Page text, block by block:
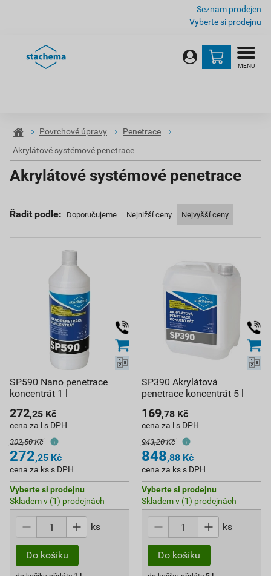
Seznam prodejen
Vyberte si prodejnu
MENU
Povrchové úpravy
Penetrace
Akrylátové systémové penetrace
Akrylátové systémové penetrace
Řadit podle: Doporučujeme Nejnižší ceny Nejvyšší ceny
SP590 Nano penetrace
koncentrát 1 l
272,25 Kč
cena za l s DPH
302,50 Kč
272,25 Kč
cena za ks s DPH
Vyberte si prodejnu
Skladem v (1) prodejnách
ks
Do košíku
SP390 Akrylátová
penetrace koncentrát 5 l
169,78 Kč
cena za l s DPH
943,20 Kč
848,88 Kč
cena za ks s DPH
Vyberte si prodejnu
Skladem v (1) prodejnách
ks
Do košíku